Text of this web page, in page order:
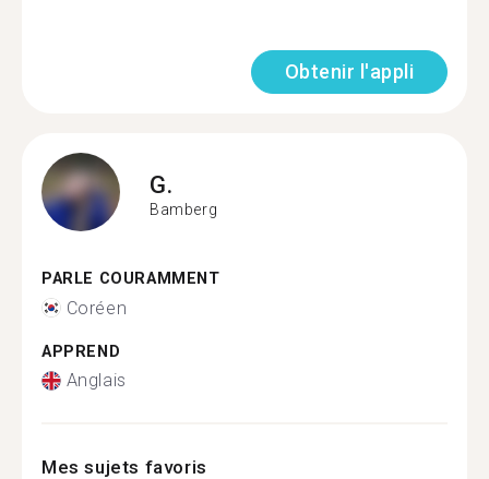
Obtenir l'appli
G.
Bamberg
PARLE COURAMMENT
Coréen
APPREND
Anglais
Mes sujets favoris